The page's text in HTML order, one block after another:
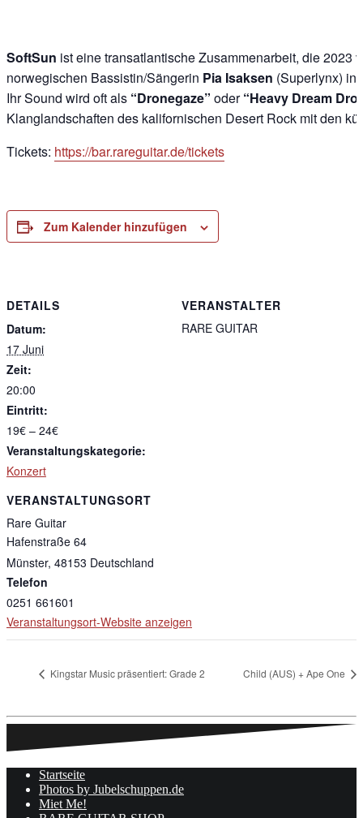
SoftSun ist eine transatlantische Zusammenarbeit, die
norwegischen Bassistin/Sängerin Pia Isaksen (Superlynx)
Ihr Sound wird oft als “Dronegaze” oder“Heavy Dream
Klanglandschaften des kalifornischen Desert Rock mit den
Tickets: https://bar.rareguitar.de/tickets
Zum Kalender hinzufügen
DETAILS
Datum:
17 Juni
Zeit:
20:00
Eintritt:
19€ – 24€
Veranstaltungskategorie:
Konzert
VERANSTALTUNGSORT
Rare Guitar
Hafenstraße 64
Münster, 48153 Deutschland
Telefon
0251 661601
Veranstaltungsort-Website anzeigen
VERANSTALTER
RARE GUITAR
Kingstar Music präsentiert: Grade 2 Child (AUS) + Ape One
Startseite
Photos by Jubelschuppen.de
Miet Me!